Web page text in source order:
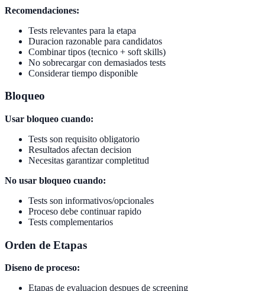
Recomendaciones:
Tests relevantes para la etapa
Duracion razonable para candidatos
Combinar tipos (tecnico + soft skills)
No sobrecargar con demasiados tests
Considerar tiempo disponible
Bloqueo
Usar bloqueo cuando:
Tests son requisito obligatorio
Resultados afectan decision
Necesitas garantizar completitud
No usar bloqueo cuando:
Tests son informativos/opcionales
Proceso debe continuar rapido
Tests complementarios
Orden de Etapas
Diseno de proceso:
Etapas de evaluacion despues de screening